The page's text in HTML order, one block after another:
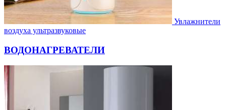
Увлажнители
воздуха ультразвуковые
ВОДОНАГРЕВАТЕЛИ